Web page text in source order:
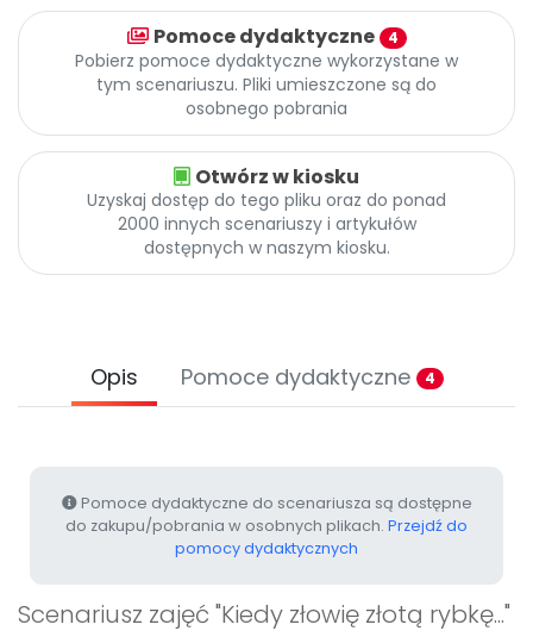
Archiwalne numery
Pomoc
PromocjePomoce dydaktyczne 4
Pobierz pomoce dydaktyczne wykorzystane w
tym scenariuszu. Pliki umieszczone są do
osobnego pobrania
Otwórz w kiosku
Uzyskaj dostęp do tego pliku oraz do ponad
2000 innych scenariuszy i artykułów
dostępnych w naszym kiosku.
Opis Pomoce dydaktyczne 4
Pomoce dydaktyczne do scenariusza są dostępne
do zakupu/pobrania w osobnych plikach. Przejdź do
pomocy dydaktycznych
Scenariusz zajęć "Kiedy złowię złotą rybkę..."